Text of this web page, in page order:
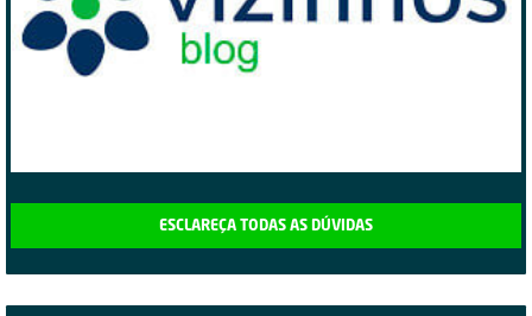
ESCLAREÇA TODAS AS DÚVIDAS